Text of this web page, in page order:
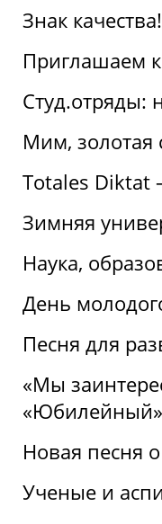
Знак качества!
Приглашаем
Студ.отряды:
Мим, золотая
Totales Diktat
Зимняя
Наука,
День
Песня для
«Мы
«Юбилейный»
Новая песня
Ученые и